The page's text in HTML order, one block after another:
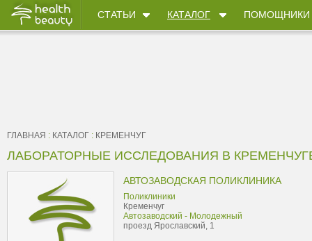
СТАТЬИ КАТАЛОГ ПОМОЩНИКИ
ГЛАВНАЯ : КАТАЛОГ : КРЕМЕНЧУГ
ЛАБОРАТОРНЫЕ ИССЛЕДОВАНИЯ В
АВТОЗАВОДСКАЯ ПОЛИКЛИНИКА
Поликлиники
Кременчуг
Автозаводский - Молодежный
проезд Ярославский, 1